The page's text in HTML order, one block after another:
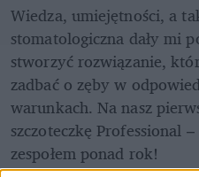
Wiedza, umiejętności, a
stomatologiczna dały mi
stworzyć rozwiązanie,
zadbać o zęby w
warunkach. Na nasz
szczoteczkę Professional
zespołem ponad rok!